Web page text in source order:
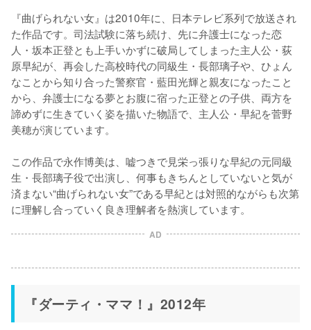
『曲げられない女』は2010年に、日本テレビ系列で放送され
た作品です。司法試験に落ち続け、先に弁護士になった恋
人・坂本正登とも上手いかずに破局してしまった主人公・荻
原早紀が、再会した高校時代の同級生・長部璃子や、ひょん
なことから知り合った警察官・藍田光輝と親友になったこと
から、弁護士になる夢とお腹に宿った正登との子供、両方を
諦めずに生きていく姿を描いた物語で、主人公・早紀を菅野
美穂が演じています。
この作品で永作博美は、嘘つきで見栄っ張りな早紀の元同級
生・長部璃子役で出演し、何事もきちんとしていないと気が
済まない“曲げられない女”である早紀とは対照的ながらも次第
に理解し合っていく良き理解者を熱演しています。
AD
『ダーティ・ママ！』2012年